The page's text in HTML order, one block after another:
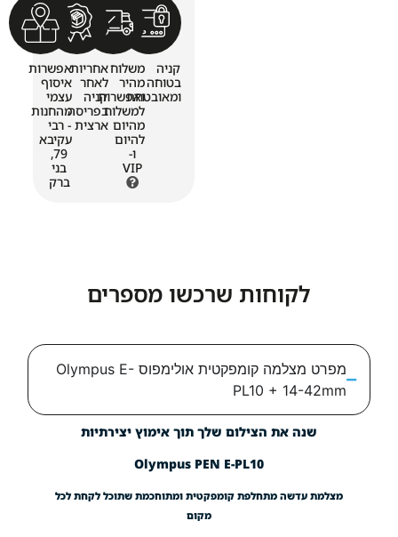
אחריות
לאחר
קניה
אפשרות
איסוף
עצמי
מהחנות
- רבי
עקיבא
79,
בני
ברק
לקוחות שרכשו מספרים
מפרט מצלמה קומפקטית אולימפוס Olympus E-
PL10 + 14-
את הצילום שלך תוך אימוץ יצירתיות
Olympus PEN E-PL10
עדשה מתחלפת קומפקטית ומתוחכמת שתוכל לקחת לכל